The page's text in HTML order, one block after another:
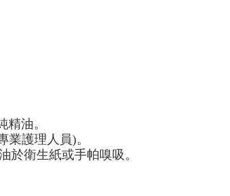
精油。
業護理人員)。
於衛生紙或手帕嗅吸。